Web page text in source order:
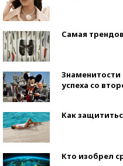
Самая
успеха со
Как
Кто изобрел